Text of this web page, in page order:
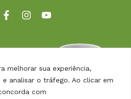
melhorar sua experiência,
analisar o tráfego. Ao clicar em
com